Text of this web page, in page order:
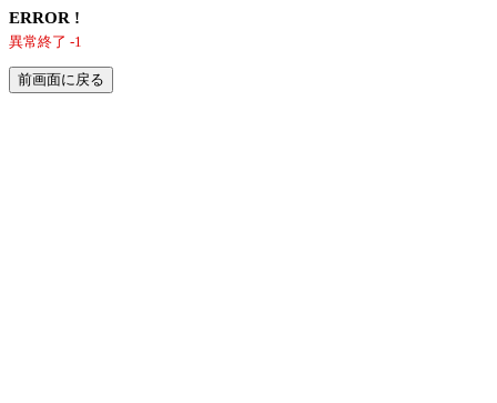
ERROR !
異常終了 -1